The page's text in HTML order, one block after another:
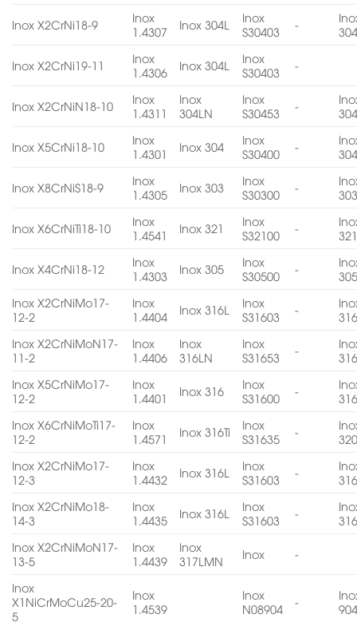
Inox X2CrNi18-9
Inox
1.4307
Inox 304L
Inox
S30403
-
Inox X2CrNi19-11
Inox
1.4306
Inox 304L
Inox
S30403
-
Inox X2CrNiN18-10
Inox
1.4311
Inox
304LN
Inox
S30453
-
Inox X5CrNi18-10
Inox
1.4301
Inox 304
Inox
S30400
-
Inox X8CrNiS18-9
Inox
1.4305
Inox 303
Inox
S30300
-
Inox X6CrNiTi18-10
Inox
1.4541
Inox 321
Inox
S32100
-
Inox X4CrNi18-12
Inox
1.4303
Inox 305
Inox
S30500
-
Inox X2CrNiMo17-
12-2
Inox
1.4404
Inox 316L
Inox
S31603
-
Inox X2CrNiMoN17-
11-2
Inox
1.4406
Inox
316LN
Inox
S31653
-
Inox X5CrNiMo17-
12-2
Inox
1.4401
Inox 316
Inox
S31600
-
Inox X6CrNiMoTi17-
12-2
Inox
1.4571
Inox 316Ti
Inox
S31635
-
Inox X2CrNiMo17-
12-3
Inox
1.4432
Inox 316L
Inox
S31603
-
Inox X2CrNiMo18-
14-3
Inox
1.4435
Inox 316L
Inox
S31603
-
Inox X2CrNiMoN17-
13-5
Inox
1.4439
Inox
317LMN
Inox -
Inox
X1NiCrMoCu25-20-
5
Inox
1.4539
Inox
N08904
-